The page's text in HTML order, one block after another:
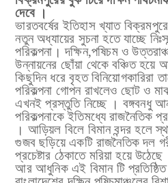
দেবে ।
ভারতবর্ষের ইতিহাস খ্যাত বিক্রমপুরে
নতুন অধ্যায়ের সুচনা হতে যাচ্ছে
পরিকল্পনা। দক্ষিন,পষিচম ও
উন্নায়নের ছোঁয়া থেকে বঞ্চিত হয়ে
কিছুদিন ধরে বৃহত বিনিয়োগকারিরা
পরিকল্পনা গোপন রাখলেও ছোট ও
এখনই প্রস্তুতি নিচ্ছে । বঙ্গবনধু
পরিকল্পনাকে ইতিমধ্যে রাজনৈতিক
। আড়িয়ল বিলে বিমান বন্দর হলে
গুজব ছড়িয়ে একটি রাজনৈতিক দল
প্রচেষ্টার ঠেকাতে মরিয়া হয়ে উঠেছে
আর আধুনিক এই বিমান টি প্রতিষ্ঠিত